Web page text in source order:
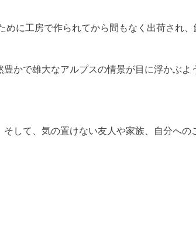
に工房で作られてから間もなく出荷され
かで雄大なアルプスの情景が目に浮かぶよ
して、気の置けない友人や家族、自分へ